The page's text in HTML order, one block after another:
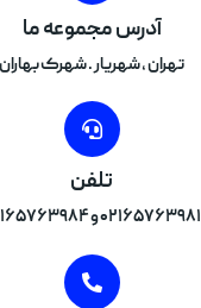
آدرس مجموعه ما
تهران , شهریار . شهرک بهاران
تلفن
۰۲۱۶۵۷۶۳۹۸۱ و ۰۲۱۶۵۷۶۳۹۸۴